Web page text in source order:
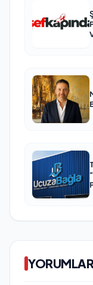
YORUMLAR